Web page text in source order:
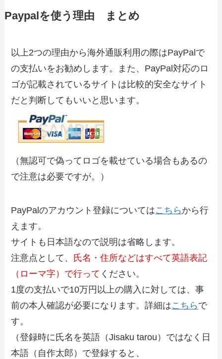
Paypalを使う理由 まとめ
以上2つの理由から海外通販利用の際はPayPalで
の支払いをお勧めします。また、PayPal対応のロ
ゴが記載されているサイトは比較的安全なサイト
だと判断してもいいと思います。
（無認可で偽ってロゴを載せている場合もあるの
で注意は必要ですが。）
PayPalのアカウント登録についてはこちら から行
えます。
サイトも日本語なので説明は省略します。
注意点として、
氏名・住所などはすべて英語表記
（ローマ字）で行って ください。
1度の支払いで10万円以上の購入に対しては、事
前の本人確認が必要になります。詳細はこちら で
す。
（登録時に氏名を英語（Jisaku tarou）ではなく日
本語（自作太郎）で登録すると、